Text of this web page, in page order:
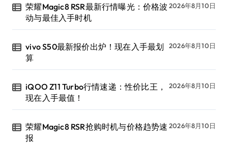
荣耀Magic8 RSR最新行情曝光：价格波
动与最佳入手时机
2026年8月10日
vivo S50最新报价出炉！现在入手最划
算
2026年8月10日
iQOO Z11 Turbo行情速递：性价比王，
现在入手最值！
2026年8月10日
荣耀Magic8 RSR抢购时机与价格趋势速
报
2026年8月10日